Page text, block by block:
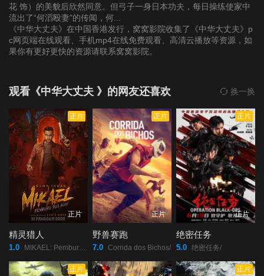
花 饰）的美貌后欣然同意。但弓子一身日本功夫，每日操练使家中
流出了“何滔殴妻”的传闻，何...
《中华大丈夫》在中国香港发行，窝窝影院收集了《中华大丈夫》p
c网页端在线观看、手机mp4在线免费观看、高清云播放等资源，如
果你有更好更快的资源请联系窝窝影院。
观看《中华大丈夫 》的网友还喜欢 换一换
正片
正片
精灵猎人
1.0 MIKAEL: Pemburu Dua Alam/
正片
正片
野兽赛跑
7.0 Corrida dos Bichos/
正片
正片
绝密任务
5.0 绝密任务/
正片 正片